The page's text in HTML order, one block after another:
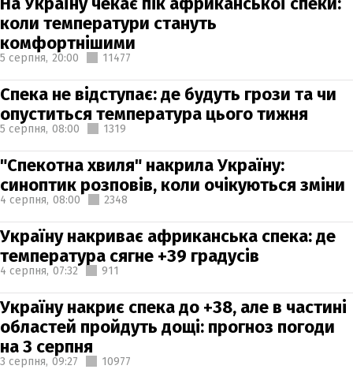
коли температури стануть
комфортнішими
5 серпня, 20:00 11477
Спека не відступає: де будуть грози та чи
опуститься температура цього тижня
5 серпня, 08:00 1319
"Спекотна хвиля" накрила Україну:
синоптик розповів, коли очікуються зміни
4 серпня, 08:00 2348
Україну накриває африканська спека: де
температура сягне +39 градусів
4 серпня, 07:32 911
Україну накриє спека до +38, але в частині
областей пройдуть дощі: прогноз погоди
на 3 серпня
3 серпня, 09:27 10977